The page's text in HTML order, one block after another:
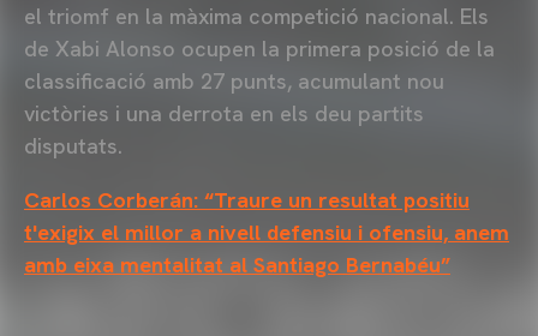
el triomf en la màxima competició nacional. Els
de Xabi Alonso ocupen la primera posició de la
classificació amb 27 punts, acumulant nou
victòries i una derrota en els deu partits
disputats.
Carlos Corberán: “Traure un resultat positiu
t'exigix el millor a nivell defensiu i ofensiu, anem
amb eixa mentalitat al Santiago Bernabéu”